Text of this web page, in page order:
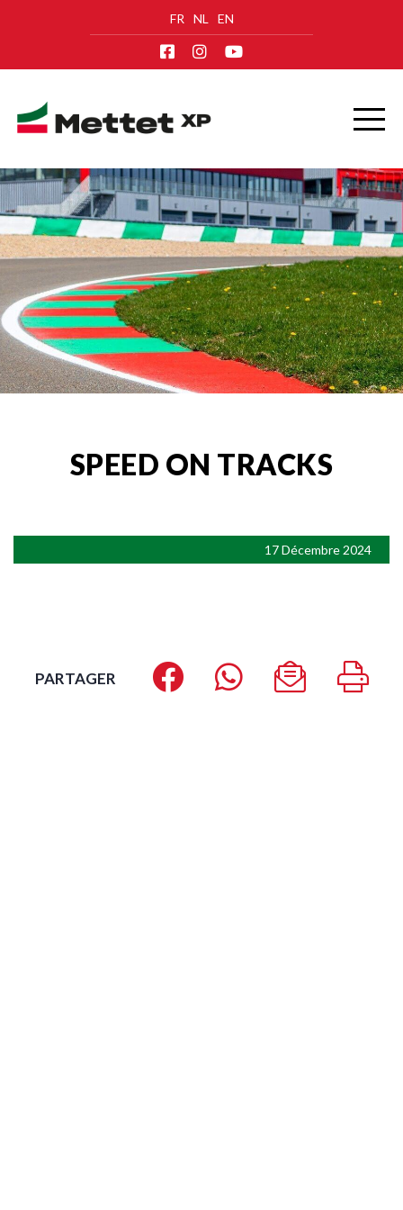
FR NL EN
SPEED ON TRACKS
17 Décembre 2024
PARTAGER